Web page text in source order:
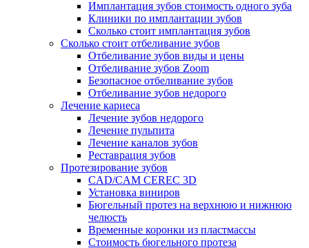
Имплантация зубов стоимость одного зуба
Клиники по имплантации зубов
Сколько стоит имплантация зубов
Сколько стоит отбеливание зубов
Отбеливание зубов виды и цены
Отбеливание зубов Zoom
Безопасное отбеливание зубов
Отбеливание зубов недорого
Лечение кариеса
Лечение зубов недорого
Лечение пульпита
Лечение каналов зубов
Реставрация зубов
Протезирование зубов
CAD/CAM CEREC 3D
Установка виниров
Бюгельный протез на верхнюю и нижнюю
челюсть
Временные коронки из пластмассы
Стоимость бюгельного протеза